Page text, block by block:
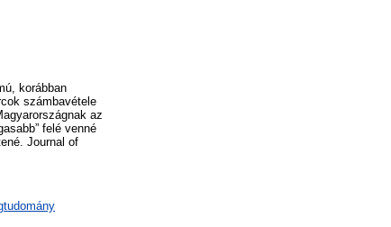
korábban
számbavétele
az
felé venné
Journal of